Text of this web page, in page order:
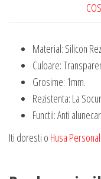
Material: Silicon
Culoare:
Grosime: 1mm.
Rezistenta: La
Functii: Anti
Iti doresti o Husa